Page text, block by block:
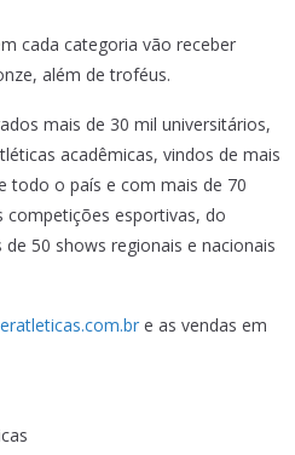
cada categoria vão receber
além de troféus.
mais de 30 mil universitários,
acadêmicas, vindos de mais
todo o país e com mais de 70
competições esportivas, do
50 shows regionais e nacionais
e as vendas em